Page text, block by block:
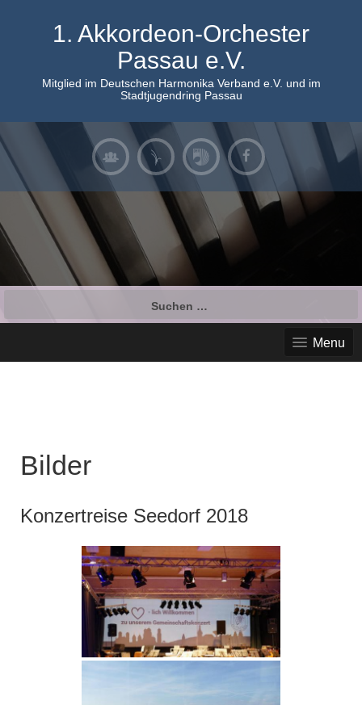
1. Akkordeon-Orchester
Passau e.V.
Mitglied im Deutschen Harmonika Verband e.V. und im
Stadtjugendring Passau
Menu
Bilder
Konzertreise Seedorf 2018